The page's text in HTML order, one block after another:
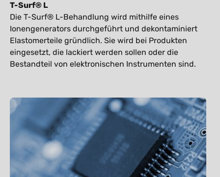
T-Surf® L
Die T-Surf® L-Behandlung wird mithilfe eines
Ionengenerators durchgeführt und dekontaminiert
Elastomerteile gründlich. Sie wird bei Produkten
eingesetzt, die lackiert werden sollen oder die
Bestandteil von elektronischen Instrumenten sind.